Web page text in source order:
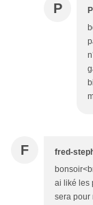
P
F fred-
ai liké les
sera pour